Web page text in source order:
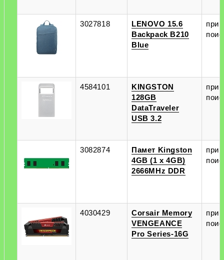
3027818
LENOVO 15.6
Backpack B210
Blue
при
4584101
KINGSTON
128GB
DataTraveler
USB 3.2
при
3082874
Памет Kingston
4GB (1 x 4GB)
2666MHz DDR
при
4030429
Corsair Memory
VENGEANCE
Pro Series-16G
при